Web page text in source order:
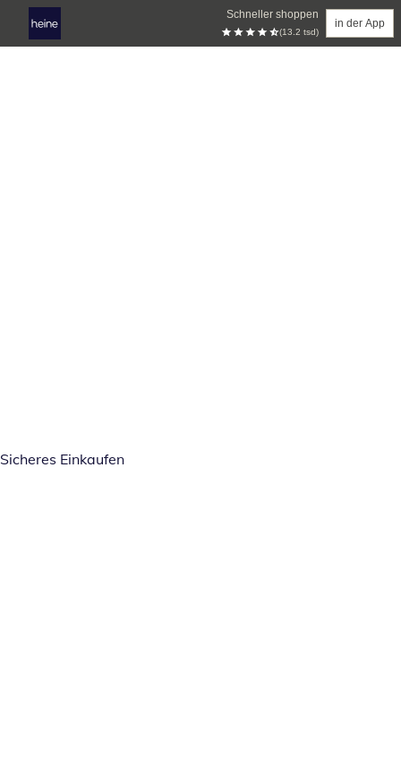
Schneller shoppen
(13.2 tsd)
in der App
Sicheres Einkaufen